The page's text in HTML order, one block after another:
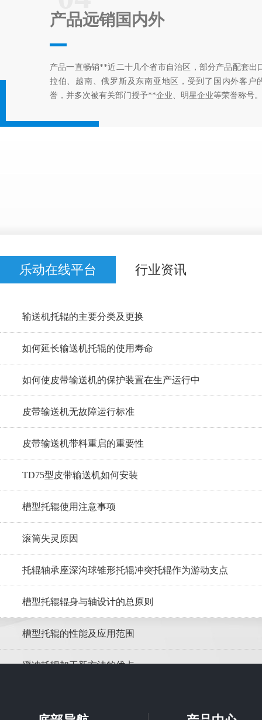
产品远销国内外
产品一直畅销**近二十几个省市自治区，部分产品配套出
拉伯、越南、俄罗斯及东南亚地区，受到了国内外客户
誉，并多次被有关部门授予**企业、明星企业等荣誉称号。
乐动在线平台 行业资讯
输送机托辊的主要分类及更换
如何延长输送机托辊的使用寿命
如何使皮带输送机的保护装置在生产运行中
皮带输送机无故障运行标准
皮带输送机带料重启的重要性
TD75型皮带输送机如何安装
槽型托辊使用注意事项
滚筒失灵原因
托辊轴承座深沟球锥形托辊冲突托辊作为游动支点
槽型托辊辊身与轴设计的总原则
槽型托辊的性能及应用范围
缓冲托辊加工新方法的优点